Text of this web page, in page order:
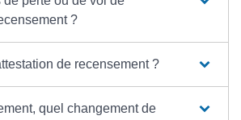
?
de recensement ?
quel changement de